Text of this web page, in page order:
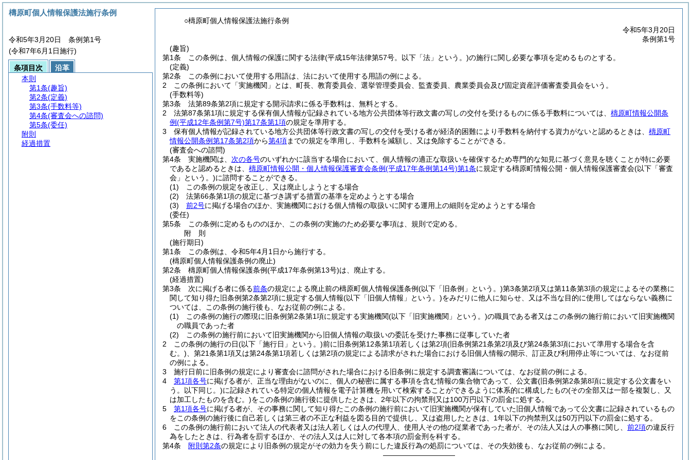
○檮原町個人情報保護法施行条例
令和5年3月20日
条例第1号
(趣旨)
第1条
この条例は、個人情報の保護に関する法律(平成15年法律第57号。以下「法」という。)の施行に関し必要な事項を定めるものとする。
(定義)
第2条
この条例において使用する用語は、法において使用する用語の例による。
2
この条例において「実施機関」とは、町長、教育委員会、選挙管理委員会、監査委員、農業委員会及び固定資産評価審査委員会をいう。
(手数料等)
第3条
法第89条第2項に規定する開示請求に係る手数料は、無料とする。
2
法第87条第1項に規定する保有個人情報が記録されている地方公共団体等行政文書の写しの交付を受けるものに係る手数料については、 檮原町情報公開条
例(平成12年条例第7号)第17条第1項の規定を準用する。
3
保有個人情報が記録されている地方公共団体等行政文書の写しの交付を受ける者が経済的困難により手数料を納付する資力がないと認めるときは、 檮原町
情報公開条例第17条第2項から第4項までの規定を準用し、手数料を減額し、又は免除することができる。
(審査会への諮問)
第4条
実施機関は、 次の各号のいずれかに該当する場合において、個人情報の適正な取扱いを確保するため専門的な知見に基づく意見を聴くことが特に必要
であると認めるときは、 檮原町情報公開・個人情報保護審査会条例(平成17年条例第14号)第1条に規定する檮原町情報公開・個人情報保護審査会(以下「審査
会」という。)に諮問することができる。
(1)
この条例の規定を改正し、又は廃止しようとする場合
(2)
法第66条第1項の規定に基づき講ずる措置の基準を定めようとする場合
(3)
前2号に掲げる場合のほか、実施機関における個人情報の取扱いに関する運用上の細則を定めようとする場合
(委任)
第5条
この条例に定めるもののほか、この条例の実施のため必要な事項は、規則で定める。
附 則
(施行期日)
第1条
この条例は、令和5年4月1日から施行する。
(檮原町個人情報保護条例の廃止)
第2条
檮原町個人情報保護条例(平成17年条例第13号)は、廃止する。
(経過措置)
第3条
次に掲げる者に係る前条の規定による廃止前の檮原町個人情報保護条例(以下「旧条例」という。)第3条第2項又は第11条第3項の規定によるその業務に
関して知り得た旧条例第2条第2項に規定する個人情報(以下「旧個人情報」という。)をみだりに他人に知らせ、又は不当な目的に使用してはならない義務に
ついては、この条例の施行後も、なお従前の例による。
(1)
この条例の施行の際現に旧条例第2条第1項に規定する実施機関(以下「旧実施機関」という。)の職員である者又はこの条例の施行前において旧実施機関
の職員であった者
(2)
この条例の施行前において旧実施機関から旧個人情報の取扱いの委託を受けた事務に従事していた者
2
この条例の施行の日(以下「施行日」という。)前に旧条例第12条第1項若しくは第2項(旧条例第21条第2項及び第24条第3項において準用する場合を含
む。) 、第21条第1項又は第24条第1項若しくは第2項の規定による請求がされた場合における旧個人情報の開示、訂正及び利用停止等については、なお従前
の例による。
3
施行日前に旧条例の規定により審査会に諮問がされた場合における旧条例に規定する調査審議については、なお従前の例による。
4
第1項各号に掲げる者が、正当な理由がないのに、個人の秘密に属する事項を含む情報の集合物であって、公文書(旧条例第2条第8項に規定する公文書をい
う。以下同じ。)に記録されている特定の個人情報を電子計算機を用いて検索することができるように体系的に構成したもの(その全部又は一部を複製し、又
は加工したものを含む。)をこの条例の施行後に提供したときは、2年以下の拘禁刑又は100万円以下の罰金に処する。
5
第1項各号に掲げる者が、その事務に関して知り得たこの条例の施行前において旧実施機関が保有していた旧個人情報であって公文書に記録されているもの
をこの条例の施行後に自己若しくは第三者の不正な利益を図る目的で提供し、又は盗用したときは、1年以下の拘禁刑又は50万円以下の罰金に処する。
6
この条例の施行前において法人の代表者又は法人若しくは人の代理人、使用人その他の従業者であった者が、その法人又は人の事務に関し、 前2項の違反行
為をしたときは、行為者を罰するほか、その法人又は人に対して各本項の罰金刑を科する。
第4条
附則第2条の規定により旧条例の規定がその効力を失う前にした違反行為の処罰については、その失効後も、なお従前の例による。
――――――――――
檮原町個人情報保護法施行条例
令和5年3月20日 条例第1号
(令和7年6月1日施行)
条項目次
沿革
本則
第1条(趣旨)
第2条(定義)
第3条(手数料等)
第4条(審査会への諮問)
第5条(委任)
附則
経過措置